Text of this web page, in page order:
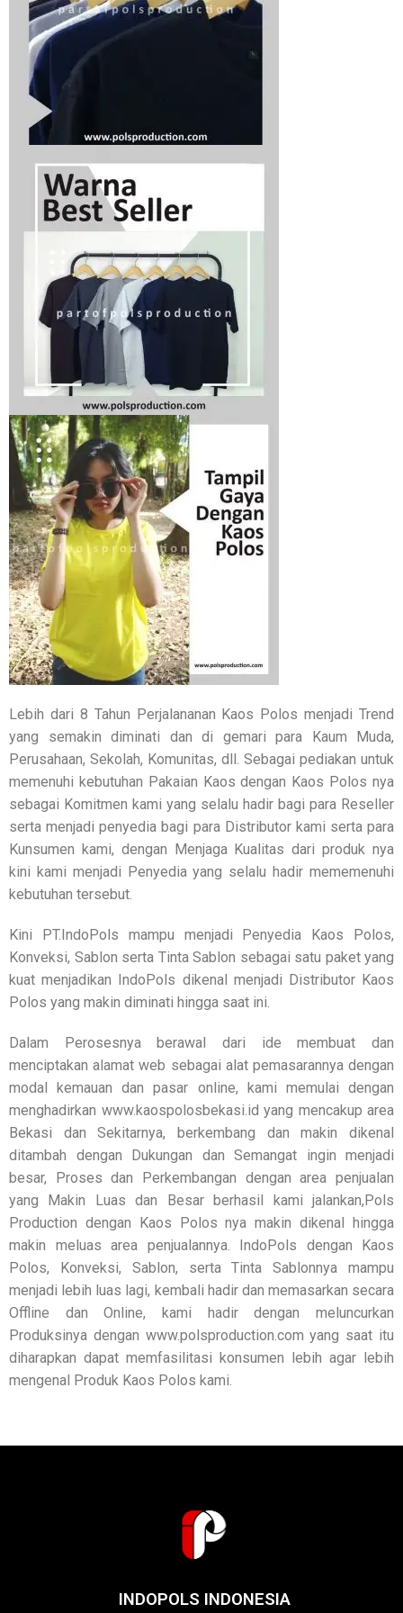
Lebih dari 8 Tahun Perjalananan Kaos Polos menjadi Trend
yang semakin diminati dan di gemari para Kaum Muda,
Perusahaan, Sekolah, Komunitas, dll. Sebagai pediakan untuk
memenuhi kebutuhan Pakaian Kaos dengan Kaos Polos nya
sebagai Komitmen kami yang selalu hadir bagi para Reseller
serta menjadi penyedia bagi para Distributor kami serta para
Kunsumen kami, dengan Menjaga Kualitas dari produk nya
kini kami menjadi Penyedia yang selalu hadir mememenuhi
kebutuhan tersebut.
Kini PT.IndoPols mampu menjadi Penyedia Kaos Polos,
Konveksi, Sablon serta Tinta Sablon sebagai satu paket yang
kuat menjadikan IndoPols dikenal menjadi Distributor Kaos
Polos yang makin diminati hingga saat ini.
Dalam Perosesnya berawal dari ide membuat dan
menciptakan alamat web sebagai alat pemasarannya dengan
modal kemauan dan pasar online, kami memulai dengan
menghadirkan www.kaospolosbekasi.id yang mencakup area
Bekasi dan Sekitarnya, berkembang dan makin dikenal
ditambah dengan Dukungan dan Semangat ingin menjadi
besar, Proses dan Perkembangan dengan area penjualan
yang Makin Luas dan Besar berhasil kami jalankan,Pols
Production dengan Kaos Polos nya makin dikenal hingga
makin meluas area penjualannya. IndoPols dengan Kaos
Polos, Konveksi, Sablon, serta Tinta Sablonnya mampu
menjadi lebih luas lagi, kembali hadir dan memasarkan secara
Offline dan Online, kami hadir dengan meluncurkan
Produksinya dengan www.polsproduction.com yang saat itu
diharapkan dapat memfasilitasi konsumen lebih agar lebih
mengenal Produk Kaos Polos kami.
INDOPOLS INDONESIA